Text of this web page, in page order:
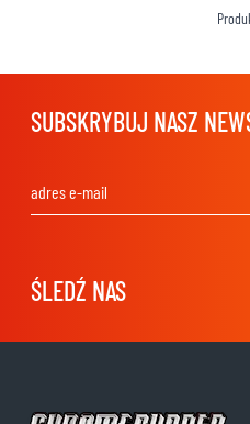
SUBSKRYBUJ NASZ
ŚLEDŹ NAS